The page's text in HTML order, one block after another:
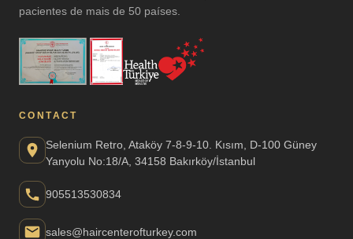
pacientes de mais de 50 países.
CONTACT
Selenium Retro, Ataköy 7-8-9-10. Kısım, D-100 Güney
Yanyolu No:18/A, 34158 Bakırköy/İstanbul
905513530834
sales@haircenterofturkey.com